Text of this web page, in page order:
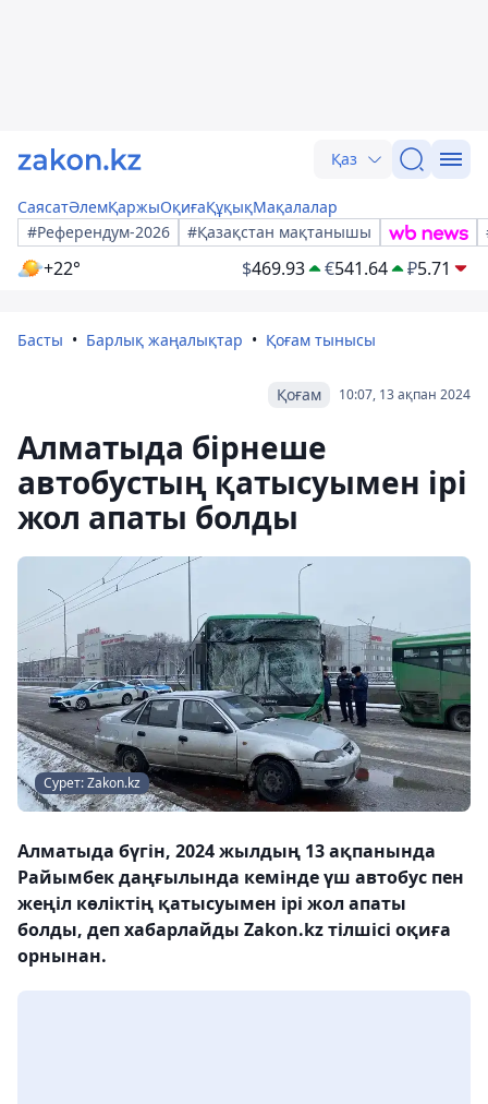
Қаз
СаясатӘлемҚаржыОқиғаҚұқықМақалалар
#Референдум-2026
#Қазақстан мақтанышы
+22° $469.93 €541.64 ₽5.71
Басты Барлық жаңалықтар Қоғам тынысы
10:07, 13 ақпан 2024
Қоғам
Алматыда бірнеше
автобустың қатысуымен ірі
жол апаты болды
Сурет: Zakon.kz
Алматыда бүгін, 2024 жылдың 13 ақпанында
Райымбек даңғылында кемінде үш автобус пен
жеңіл көліктің қатысуымен ірі жол апаты
болды, деп хабарлайды Zakon.kz тілшісі оқиға
орнынан.